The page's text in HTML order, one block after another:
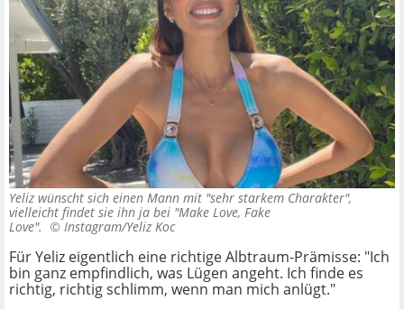
Yeliz wünscht sich einen Mann mit "sehr starkem Charakter",
vielleicht findet sie ihn ja bei "Make Love, Fake
Love". © Instagram/Yeliz Koc
Für Yeliz eigentlich eine richtige Albtraum-Prämisse: "Ich
bin ganz empfindlich, was Lügen angeht. Ich finde es
richtig, richtig schlimm, wenn man mich anlügt."